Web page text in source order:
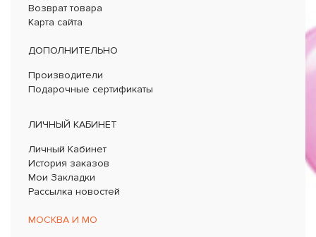
Возврат товара
Карта сайта
ДОПОЛНИТЕЛЬНО
Производители
Подарочные сертификаты
ЛИЧНЫЙ КАБИНЕТ
Личный Кабинет
История заказов
Мои Закладки
Рассылка новостей
МОСКВА И МО